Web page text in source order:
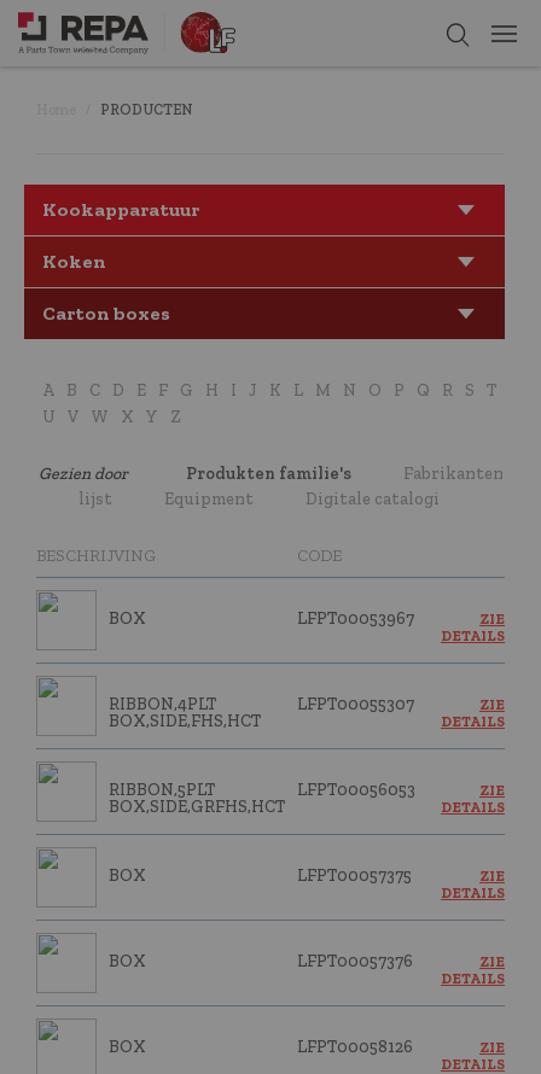
PRODUCTEN
Kookapparatuur
Koken
Carton boxes
A B C D E F G H I J K L M N O P Q R S
T
U
V W X Y Z
Gezien door Produkten familie's
Fabrikanten
lijst
Equipment Digitale catalogi
BESCHRIJVING CODE
BOX LFPT00053967
ZIE
DETAILS
RIBBON,4PLT
BOX,SIDE,FHS,HCT
LFPT00055307
ZIE
DETAILS
RIBBON,5PLT
BOX,SIDE,GRFHS,HCT
LFPT00056053
ZIE
DETAILS
BOX LFPT00057375
ZIE
DETAILS
BOX LFPT00057376
ZIE
DETAILS
BOX LFPT00058126
ZIE
DETAILS